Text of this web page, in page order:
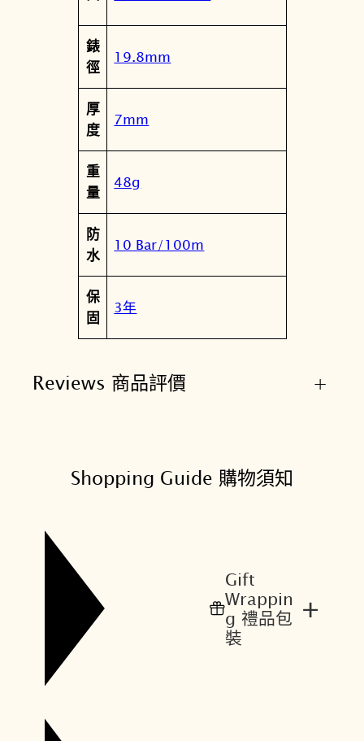
量
錶
徑
19.8mm
厚
度
7mm
重
量
48g
防
水
10 Bar/100m
保
固
3年
Reviews 商品評價 +
Shopping Guide 購物須知
Gift
Wrappin
g 禮品包
裝
+